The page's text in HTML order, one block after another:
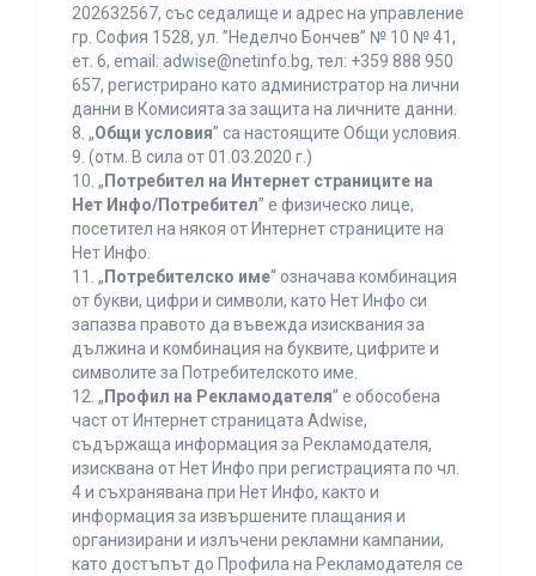
202632567, със седалище и адрес на управление
гр. София 1528, ул. ”Неделчо Бончев” № 10 № 41,
ет. 6, еmail: adwise@netinfo.bg, тел: +359 888 950
657, регистрирано като администратор на лични
данни в Комисията за защита на личните данни.
8. „Общи условия” са настоящите Общи условия.
9. (отм. В сила от 01.03.2020 г.)
10. „ Потребител на Интернет страниците на
Нет Инфо/Потребител” е физическо лице,
посетител на някоя от Интернет страниците на
Нет Инфо.
11. „ Потребителско име“ означава комбинация
от букви, цифри и символи, като Нет Инфо си
запазва правото да въвежда изисквания за
дължина и комбинация на буквите, цифрите и
символите за Потребителското име.
12. „ Профил на Рекламодателя” е обособена
част от Интернет страницата Adwise,
съдържаща информация за Рекламодателя,
изисквана от Нет Инфо при регистрацията по чл.
4 и съхранявана при Нет Инфо, както и
информация за извършените плащания и
организирани и излъчени рекламни кампании,
като достъпът до Профила на Рекламодателя се